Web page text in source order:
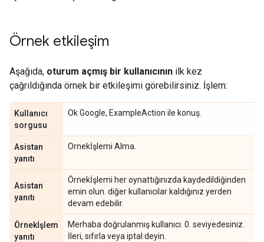
Örnek etkileşim
Aşağıda, oturum açmış bir kullanıcının ilk kez
çağrıldığında örnek bir etkileşimi görebilirsiniz. İşlem:
Kullanıcı
sorgusu
Ok Google, ExampleAction ile konuş.
Asistan
yanıtı
Ornekİşlemi Alma.
Asistan
yanıtı
Örnekİşlemi her oynattığınızda kaydedildiğinden
emin olun. diğer kullanıcılar kaldığınız yerden
devam edebilir.
Örnekİşlem
yanıtı
Merhaba doğrulanmış kullanıcı. 0. seviyedesiniz.
İleri, sıfırla veya iptal deyin.